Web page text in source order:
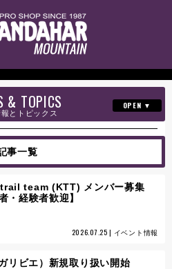
& TOPICS
とトピックス
事一覧
team (KTT) メンバー募集
・経験者歓迎】
2026.07.25 | イベント情報
リビエ）新規取り扱い開始